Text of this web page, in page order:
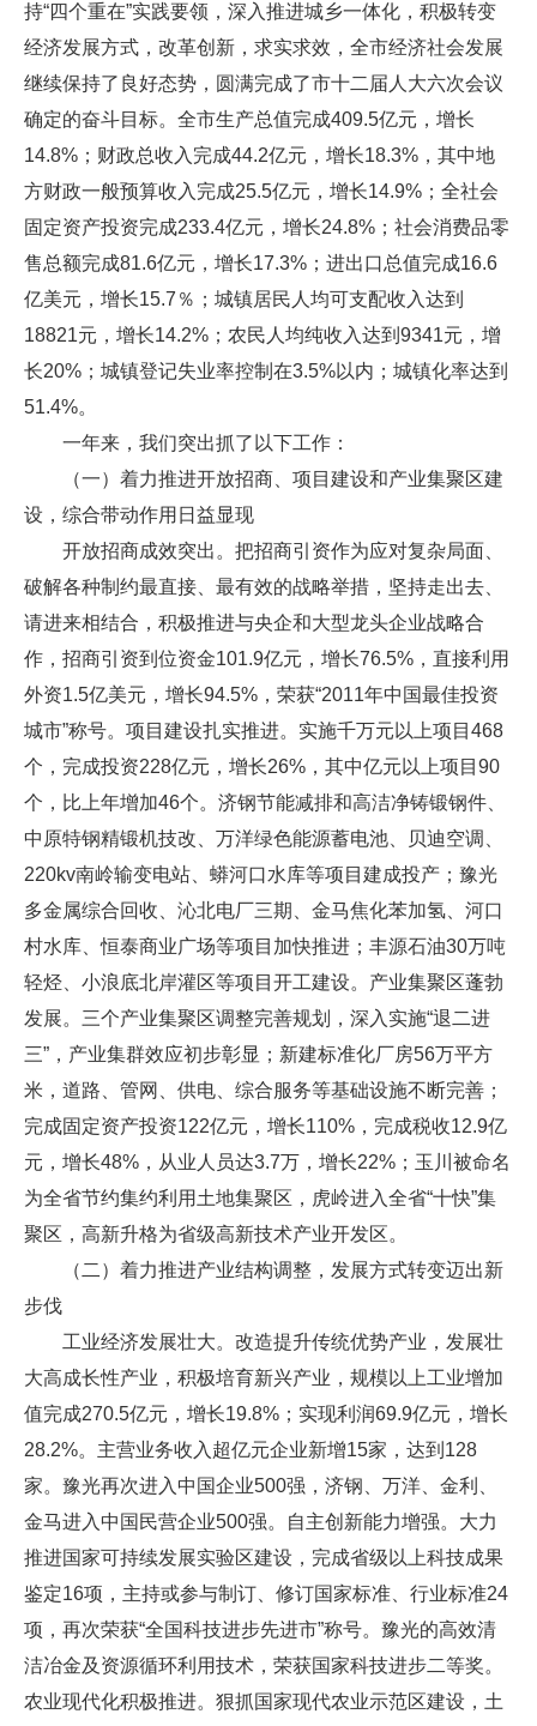
持“四个重在”实践要领，深入推进城乡一体化，积极转变
经济发展方式，改革创新，求实求效，全市经济社会发展
继续保持了良好态势，圆满完成了市十二届人大六次会议
确定的奋斗目标。全市生产总值完成409.5亿元，增长
14.8%；财政总收入完成44.2亿元，增长18.3%，其中地
方财政一般预算收入完成25.5亿元，增长14.9%；全社会
固定资产投资完成233.4亿元，增长24.8%；社会消费品零
售总额完成81.6亿元，增长17.3%；进出口总值完成16.6
亿美元，增长15.7％；城镇居民人均可支配收入达到
18821元，增长14.2%；农民人均纯收入达到9341元，增
长20%；城镇登记失业率控制在3.5%以内；城镇化率达到
51.4%。
一年来，我们突出抓了以下工作：
（一）着力推进开放招商、项目建设和产业集聚区建
设，综合带动作用日益显现
开放招商成效突出。把招商引资作为应对复杂局面、
破解各种制约最直接、最有效的战略举措，坚持走出去、
请进来相结合，积极推进与央企和大型龙头企业战略合
作，招商引资到位资金101.9亿元，增长76.5%，直接利用
外资1.5亿美元，增长94.5%，荣获“2011年中国最佳投资
城市”称号。项目建设扎实推进。实施千万元以上项目468
个，完成投资228亿元，增长26%，其中亿元以上项目90
个，比上年增加46个。济钢节能减排和高洁净铸锻钢件、
中原特钢精锻机技改、万洋绿色能源蓄电池、贝迪空调、
220kv南岭输变电站、蟒河口水库等项目建成投产；豫光
多金属综合回收、沁北电厂三期、金马焦化苯加氢、河口
村水库、恒泰商业广场等项目加快推进；丰源石油30万吨
轻烃、小浪底北岸灌区等项目开工建设。产业集聚区蓬勃
发展。三个产业集聚区调整完善规划，深入实施“退二进
三”，产业集群效应初步彰显；新建标准化厂房56万平方
米，道路、管网、供电、综合服务等基础设施不断完善；
完成固定资产投资122亿元，增长110%，完成税收12.9亿
元，增长48%，从业人员达3.7万，增长22%；玉川被命名
为全省节约集约利用土地集聚区，虎岭进入全省“十快”集
聚区，高新升格为省级高新技术产业开发区。
（二）着力推进产业结构调整，发展方式转变迈出新
步伐
工业经济发展壮大。改造提升传统优势产业，发展壮
大高成长性产业，积极培育新兴产业，规模以上工业增加
值完成270.5亿元，增长19.8%；实现利润69.9亿元，增长
28.2%。主营业务收入超亿元企业新增15家，达到128
家。豫光再次进入中国企业500强，济钢、万洋、金利、
金马进入中国民营企业500强。自主创新能力增强。大力
推进国家可持续发展实验区建设，完成省级以上科技成果
鉴定16项，主持或参与制订、修订国家标准、行业标准24
项，再次荣获“全国科技进步先进市”称号。豫光的高效清
洁冶金及资源循环利用技术，荣获国家科技进步二等奖。
农业现代化积极推进。狠抓国家现代农业示范区建设，土